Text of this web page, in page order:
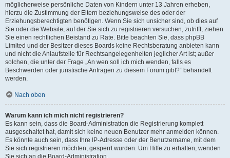
möglicherweise persönliche Daten von Kindern unter 13 Jahren erheben,
hierzu die Zustimmung der Eltern beziehungsweise des oder der
Erziehungsberechtigten benötigen. Wenn Sie sich unsicher sind, ob dies auf
Sie oder die Website, auf der Sie sich zu registrieren versuchen, zutrifft, ziehen
Sie einen rechtlichen Beistand zu Rate. Bitte beachten Sie, dass phpBB
Limited und der Besitzer dieses Boards keine Rechtsberatung anbieten kann
und nicht die Anlaufstelle für Rechtsangelegenheiten jeglicher Art ist; außer
solchen, die unter der Frage „An wen soll ich mich wenden, falls es
Beschwerden oder juristische Anfragen zu diesem Forum gibt?“ behandelt
werden.
Nach oben
Warum kann ich mich nicht registrieren?
Es kann sein, dass die Board-Administration die Registrierung komplett
ausgeschaltet hat, damit sich keine neuen Benutzer mehr anmelden können.
Es könnte auch sein, dass Ihre IP-Adresse oder der Benutzername, mit dem
Sie sich registrieren möchten, gesperrt wurden. Um Hilfe zu erhalten, wenden
Sie sich an die Board-Administration.